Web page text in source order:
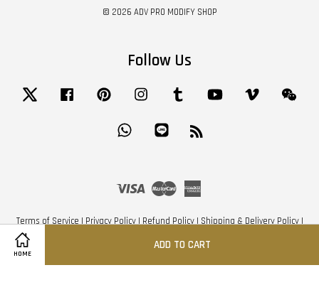
HOME
ADD TO CART
© 2026 ADV PRO MODIFY SHOP
Follow Us
Twitter Facebook Pinterest Instagram Tumblr YouTube Vimeo
Whatsapp
Visa Master
Terms of Service | Privacy Policy| Refund Policy| Shipping & Delivery Policy|